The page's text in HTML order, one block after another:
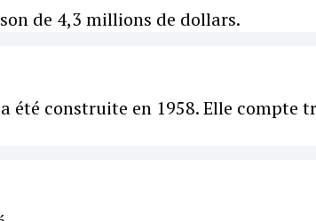
de 4,3 millions de dollars.
été construite en 1958. Elle compte